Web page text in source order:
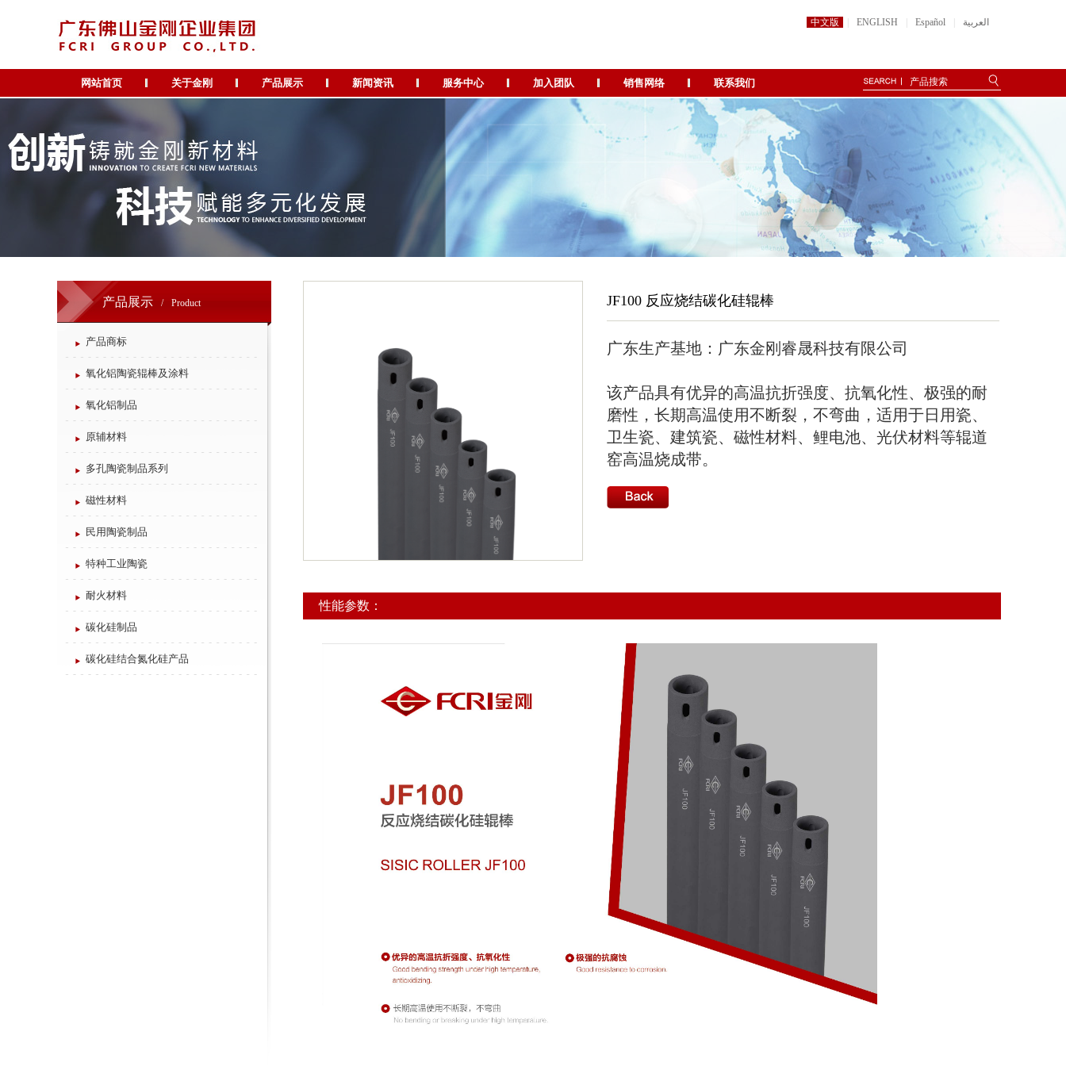
中文版 ENGLISH Español العربية
网站首页 关于金刚 产品展示 新闻资讯 服务中心 加入团队 销售网络 联系我们
产品展示 / Product
产品商标
氧化铝陶瓷辊棒及涂料
氧化铝制品
原辅材料
多孔陶瓷制品系列
磁性材料
民用陶瓷制品
特种工业陶瓷
耐火材料
碳化硅制品
碳化硅结合氮化硅产品
JF100 反应烧结碳化硅辊棒
广东生产基地：广东金刚睿晟科技有限公司
该产品具有优异的高温抗折强度、抗氧化性、极强的耐
磨性，长期高温使用不断裂，不弯曲，适用于日用瓷、
卫生瓷、建筑瓷、磁性材料、鲤电池、光伏材料等辊道
窑高温烧成带。
性能参数：